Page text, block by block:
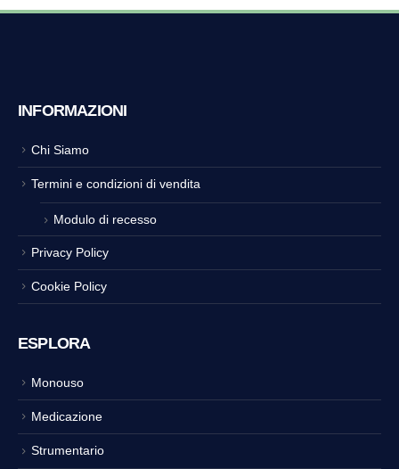
INFORMAZIONI
Chi Siamo
Termini e condizioni di vendita
Modulo di recesso
Privacy Policy
Cookie Policy
ESPLORA
Monouso
Medicazione
Strumentario